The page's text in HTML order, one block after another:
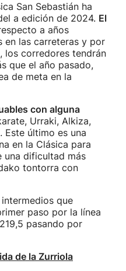
San Sebastián ha
a edición de 2024. El
a años
en las carreteras y por
los corredores tendrán
que el año pasado,
de meta en la
con alguna
Urraki, Alkiza,
. Este último es una
en la Clásica para
una dificultad más
tontorra con
que
paso por la línea
pasando por
de la Zurriola